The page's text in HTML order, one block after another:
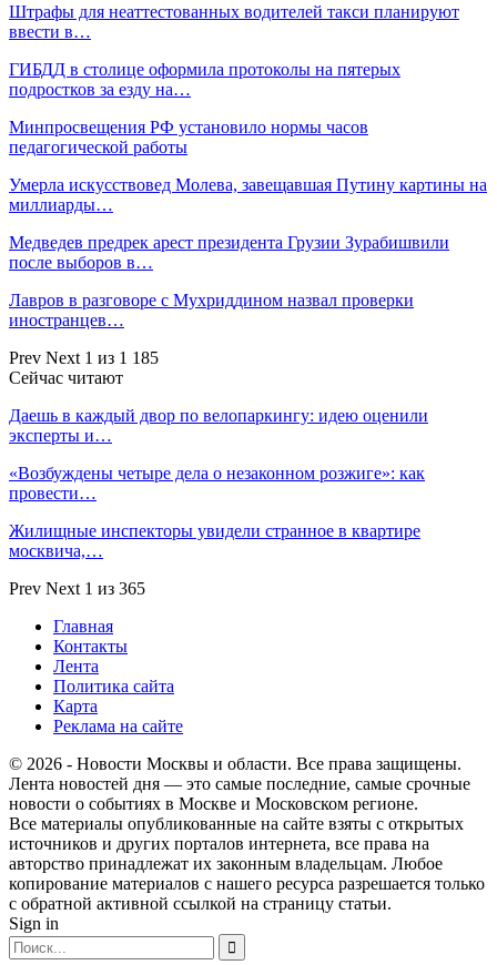
Штрафы для неаттестованных водителей такси планируют
ввести в…
ГИБДД в столице оформила протоколы на пятерых
подростков за езду на…
Минпросвещения РФ установило нормы часов
педагогической работы
Умерла искусствовед Молева, завещавшая Путину картины на
миллиарды…
Медведев предрек арест президента Грузии Зурабишвили
после выборов в…
Лавров в разговоре с Мухриддином назвал проверки
иностранцев…
Prev Next 1 из 1 185
Сейчас читают
Даешь в каждый двор по велопаркингу: идею оценили
эксперты и…
«Возбуждены четыре дела о незаконном розжиге»: как
провести…
Жилищные инспекторы увидели странное в квартире
москвича,…
Prev Next 1 из 365
Главная
Контакты
Лента
Политика сайта
Карта
Реклама на сайте
© 2026 - Новости Москвы и области. Все права защищены.
Лента новостей дня — это самые последние, самые срочные
новости о событиях в Москве и Московском регионе.
Все материалы опубликованные на сайте взяты с открытых
источников и других порталов интернета, все права на
авторство принадлежат их законным владельцам. Любое
копирование материалов с нашего ресурса разрешается только
с обратной активной ссылкой на страницу статьи.
Sign in